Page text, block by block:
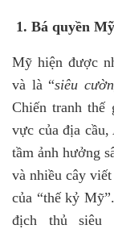
1. Bá quyền
Mỹ hiện được
và là “siêu
Chiến tranh
vực của địa cầu,
tầm ảnh hưởng
và nhiều cây
của “thế kỷ
địch thủ siêu